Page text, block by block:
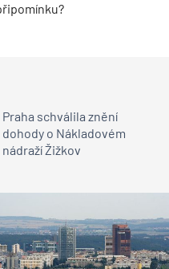
Praha schválila znění
dohody o Nákladovém
nádraží Žižkov